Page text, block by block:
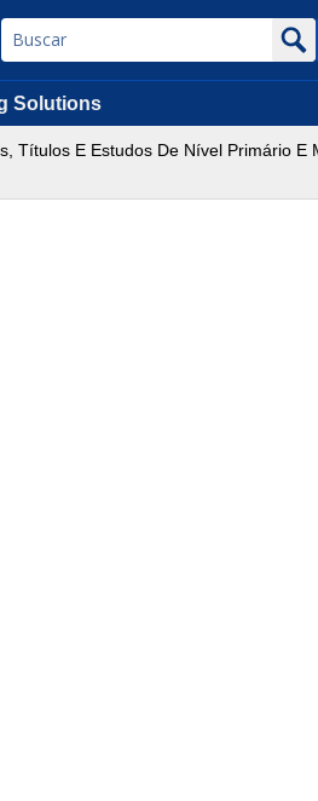
Solutions
Títulos E Estudos De Nível Primário E